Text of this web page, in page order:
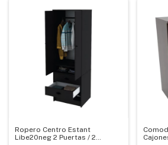
Ropero Centro Estant
Libe20neg 2 Puertas / 2